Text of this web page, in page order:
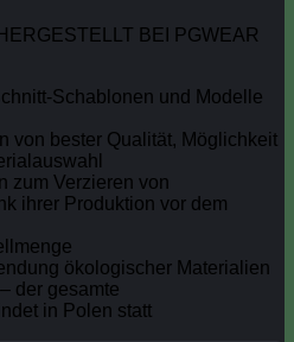
BEI PGWEAR
Schablonen und Modelle
von bester Qualität, Möglichkeit
zum Verzieren von
ihrer Produktion vor dem
ökologischer Materialien
der gesamte
in Polen statt